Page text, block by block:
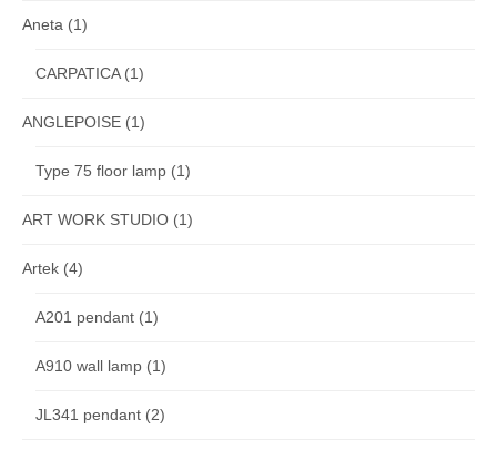
Aneta (1)
CARPATICA(1)
ANGLEPOISE (1)
Type 75 floor lamp (1)
ART WORK STUDIO (1)
Artek (4)
A201 pendant (1)
A910 wall lamp (1)
JL341 pendant (2)